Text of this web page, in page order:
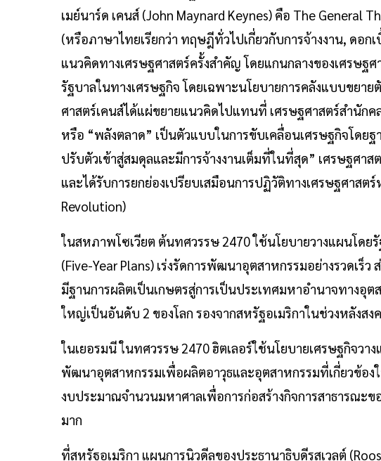
เมย์นาร์ด เคนส์ (John Maynard Keynes) คือ The General
(หรือภาษาไทยเรียกว่า ทฤษฎีทั่วไปเกี่ยวกับการจ้างงาน, ดอก
แนวคิดทางเศรษฐศาสตร์ครั้งสำคัญ โดยแกนกลางของเศรษ
รัฐบาลในทางเศรษฐกิจ โดยเฉพาะนโยบายการคลังแบบขยา
ศาสตร์เคนส์ได้แผ่ขยายแนวคิดไปแทนที่ เศรษฐศาสตร์สำนัก
หรือ “พลังตลาด” เป็นตัวแบบในการขับเคลื่อนเศรษฐกิจโดย
ปรับตัวเข้าสู่สมดุลและมีการจ้างงานเต็มที่ในที่สุด” เศรษฐศา
และได้รับการยกย่องเปรียบเสมือนการปฏิวัติทางเศรษฐศาสต
Revolution)
ในสหภาพโซเวียต ต้นทศวรรษ 2470 ใช้นโยบายวางแผนโดย
(Five-Year Plans) เร่งรัดการพัฒนาอุตสาหกรรมอย่างรวดเร็
มีฐานการผลิตเป็นเกษตรสู่การเป็นประเทศมหาอำนาจทางอุ
ใหญ่เป็นอันดับ 2 ของโลก รองจากสหรัฐอเมริกาในช่วงหลังสง
ในเยอรมนี ในทศวรรษ 2470 ฮิตเลอร์ใช้นโยบายเศรษฐกิจว
พัฒนาอุตสาหกรรมเพื่อผลิตอาวุธและอุตสาหกรรมที่เกี่ยวข้อ
งบประมาณจำนวนมหาศาลเพื่อการก่อสร้างกิจการสาธารณะข
มาก
ที่สหรัฐอเมริกา แผนการนิวดีลของประธานาธิบดีรูสเวลต์